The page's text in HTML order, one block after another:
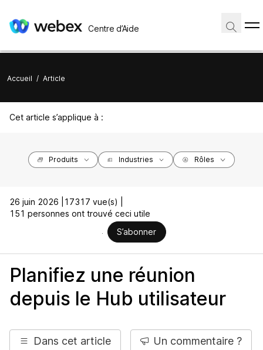
Centre d’Aide
Accueil / Article
Cet article s’applique à :
Produits Industries Rôles
26 juin 2026 |
17317 vue(s) |
151 personnes ont trouvé ceci utile
S’abonner
Planifiez une réunion
depuis le Hub utilisateur
Dans cet article Un commentaire ?